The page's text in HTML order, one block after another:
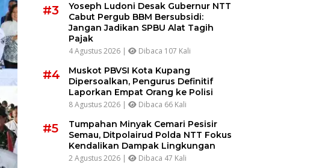
#3
Yoseph Ludoni Desak Gubernur NTT
Cabut Pergub BBM Bersubsidi:
Jangan Jadikan SPBU Alat Tagih
Pajak
4 Agustus 2026 | Dibaca 107 Kali
#4
Muskot PBVSI Kota Kupang
Dipersoalkan, Pengurus Definitif
Laporkan Empat Orang ke Polisi
8 Agustus 2026 | Dibaca 66 Kali
#5
Tumpahan Minyak Cemari Pesisir
Semau, Ditpolairud Polda NTT Fokus
Kendalikan Dampak Lingkungan
2 Agustus 2026 | Dibaca 47 Kali